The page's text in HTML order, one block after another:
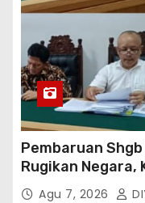
Pembaruan
Rugikan Negara,
Gugat Di PTUN
Agu 7, 2026